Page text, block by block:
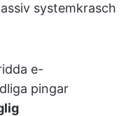
systemkrasch
e-
pingar